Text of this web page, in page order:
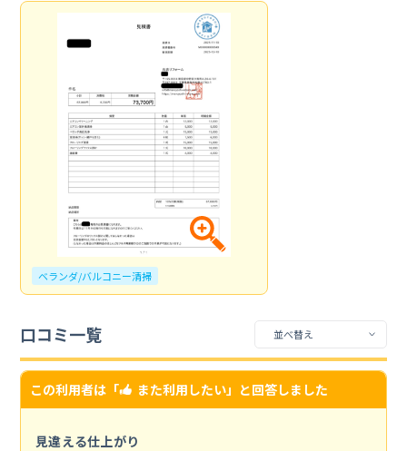
ベランダ/バルコニー清掃
口コミ一覧
この利用者は「 また利用したい」と回答しました
見違える仕上がり